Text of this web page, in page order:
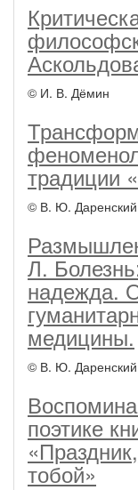
© И. В. Дёмин
традиции
© В. Ю. Даренский
Л.
надежда.
медицины.
© В. Ю. Даренский
поэтике
тобой»